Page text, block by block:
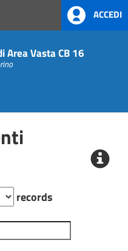
ACCEDI
Area Vasta CB 16
records